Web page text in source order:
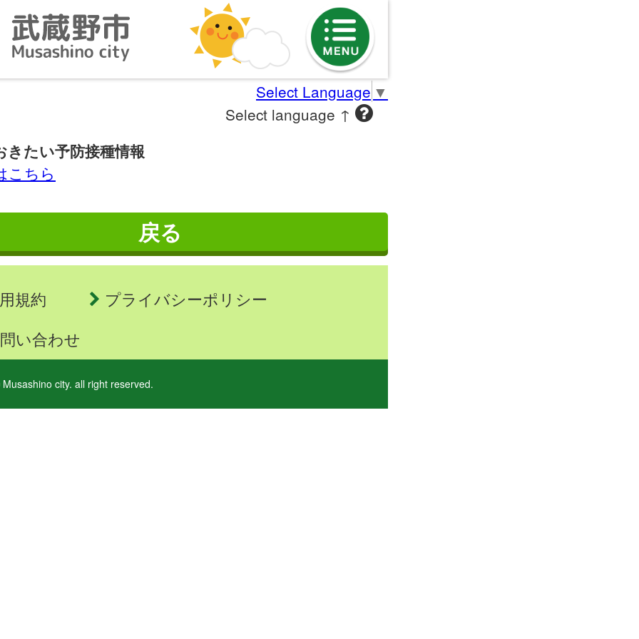
Select Language ▼
Select language ↑
きたい予防接種情報
こちら
戻る
規約
プライバシーポリシー
い合わせ
city. all right reserved.